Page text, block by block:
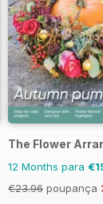
The Flower
12 Months para
€23.96 poupança